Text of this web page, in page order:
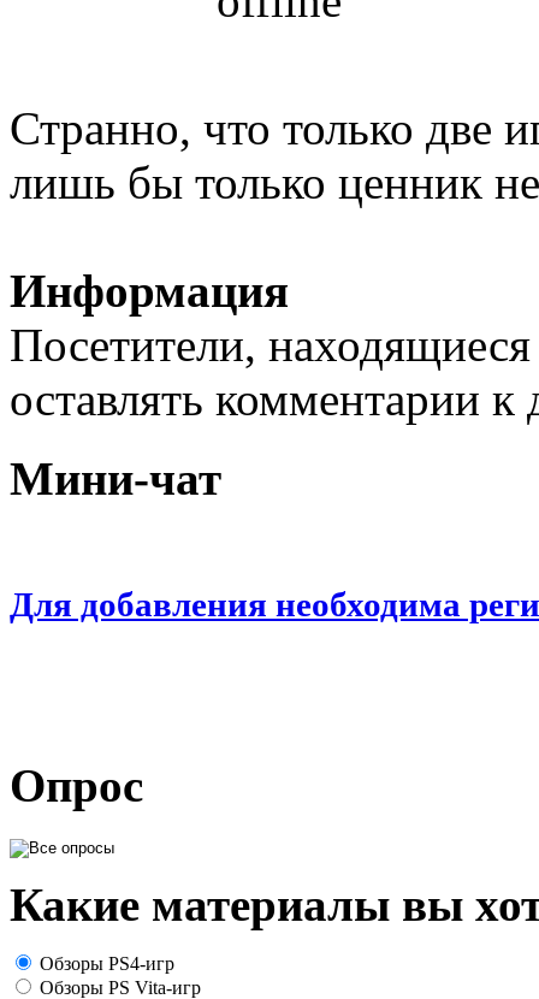
Странно, что только две
лишь бы только ценник
Информация
Посетители,
оставлять комментарии
Мини-чат
Для добавления необходима
Опрос
Какие материалы вы
Обзоры PS4-игр
Обзоры PS Vita-игр